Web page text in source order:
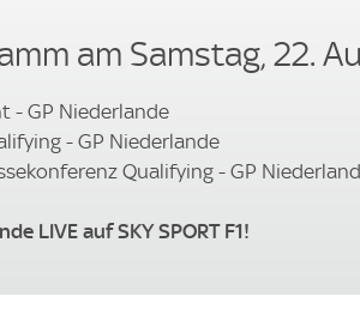
am Samstag, 22.
- GP Niederlande
- GP Niederlande
Qualifying - GP
LIVE auf SKY SPORT F1!